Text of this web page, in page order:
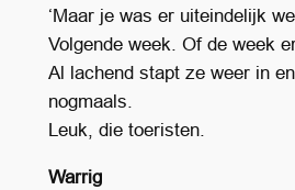
‘Maar je was er uiteindelijk
Volgende week. Of de week
Al lachend stapt ze weer in
nogmaals.
Leuk, die toeristen.
Warrig